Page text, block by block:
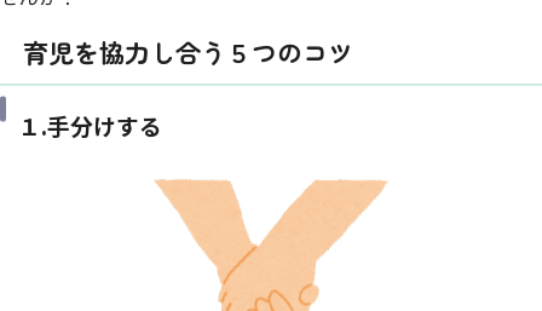
育児を協力し合う５つのコツ
１.手分けする